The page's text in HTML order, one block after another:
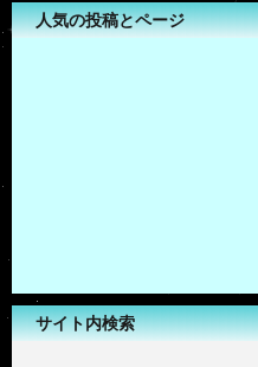
人気の投稿とページ
サイト内検索